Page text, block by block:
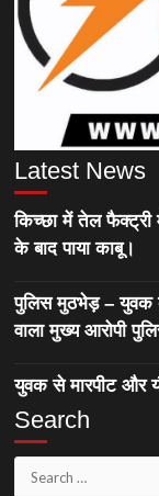
Latest News
किच्छा में तेल
के बाद पाया काबू।
पुलिस मुठभेड़ – युवक
वाला मुख्य आरोपी
युवक से मारपीट और
Search
Search